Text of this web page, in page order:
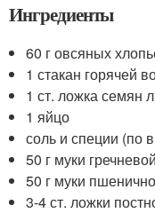
Ингредиенты
60 г овсяных
1 стакан горячей
1 ст. ложка семян
1 яйцо
соль и специи (по
50 г муки гречневой
50 г муки
3-4 ст. ложки